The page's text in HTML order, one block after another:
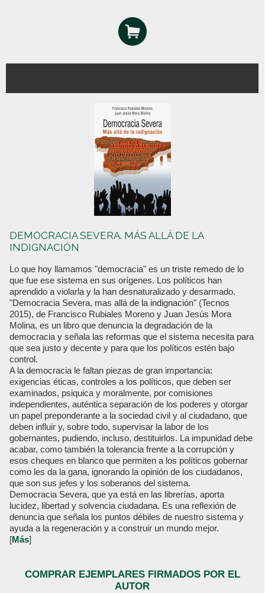
DEMOCRACIA SEVERA. MÁS ALLÁ DE LA
INDIGNACIÓN
Lo que hoy llamamos "democracia" es un triste remedo de lo
que fue ese sistema en sus orígenes. Los políticos han
aprendido a violarla y la han desnaturalizado y desarmado.
"Democracia Severa, mas allá de la indignación" (Tecnos
2015), de Francisco Rubiales Moreno y Juan Jesús Mora
Molina, es un libro que denuncia la degradación de la
democracia y señala las reformas que el sistema necesita para
que sea justo y decente y para que los políticos estén bajo
control.
A la democracia le faltan piezas de gran importancia:
exigencias éticas, controles a los políticos, que deben ser
examinados, psiquica y moralmente, por comisiones
independientes, auténtica separación de los poderes y otorgar
un papel preponderante a la sociedad civil y al ciudadano, que
deben influir y, sobre todo, supervisar la labor de los
gobernantes, pudiendo, incluso, destituirlos. La impunidad debe
acabar, como también la tolerancia frente a la corrupción y
esos cheques en blanco que permiten a los políticos gobernar
como les da la gana, ignorando la opinión de los ciudadanos,
que son sus jefes y los soberanos del sistema.
Democracia Severa, que ya está en las librerías, aporta
lucidez, libertad y solvencia ciudadana. Es una reflexión de
denuncia que señala los puntos débiles de nuestro sistema y
ayuda a la regeneración y a construir un mundo mejor.
[Más]
COMPRAR EJEMPLARES FIRMADOS POR EL
AUTOR